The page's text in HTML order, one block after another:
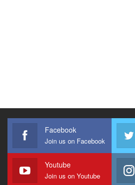
Facebook
Join us on Facebook
Youtube
Join us on Youtube